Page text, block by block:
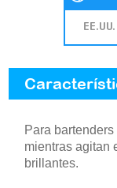
EE.UU.
Para
mientras agitan
brillantes.